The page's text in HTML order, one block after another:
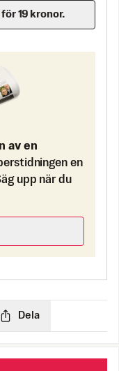
19 kronor.
av en
en
upp när du
Dela